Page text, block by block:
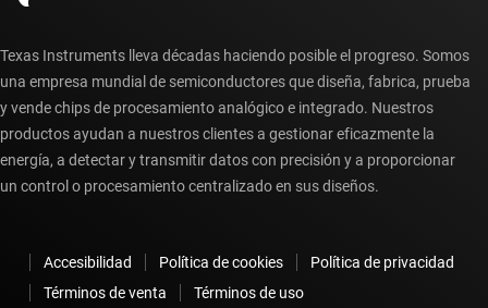
Texas Instruments lleva décadas haciendo posible el progreso. Somos
una empresa mundial de semiconductores que diseña, fabrica, prueba
y vende chips de procesamiento analógico e integrado. Nuestros
productos ayudan a nuestros clientes a gestionar eficazmente la
energía, a detectar y transmitir datos con precisión y a proporcionar
un control o procesamiento centralizado en sus diseños.
Accesibilidad Política de cookies
Política de privacidad
Términos de venta
Términos de uso